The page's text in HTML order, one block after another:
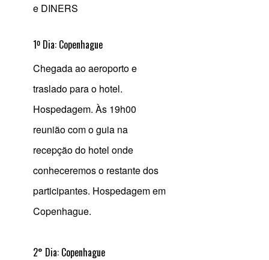
e DINERS
1º Dia: Copenhague
Chegada ao aeroporto e
traslado para o hotel.
Hospedagem. Às 19h00
reunião com o guia na
recepção do hotel onde
conheceremos o restante dos
participantes. Hospedagem em
Copenhague.
2° Dia: Copenhague